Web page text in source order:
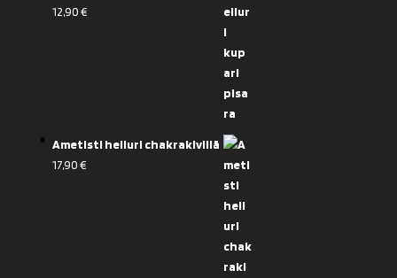
12,90€
Ametisti heiluri chakrakivillä
17,90€